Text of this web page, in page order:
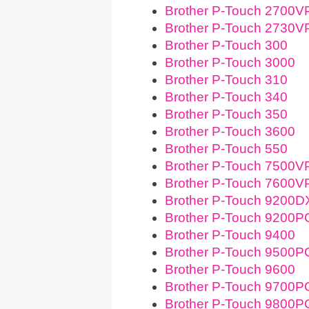
Brother P-Touch
Brother P-Touch
Brother P-Touch 300
Brother P-Touch 3000
Brother P-Touch 310
Brother P-Touch 340
Brother P-Touch 350
Brother P-Touch 3600
Brother P-Touch 550
Brother P-Touch
Brother P-Touch
Brother P-Touch
Brother P-Touch
Brother P-Touch 9400
Brother P-Touch
Brother P-Touch 9600
Brother P-Touch
Brother P-Touch